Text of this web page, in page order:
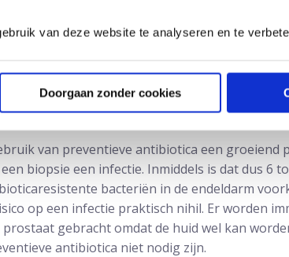
van deze website te analyseren en te
Doorgaan zonder cookies
complicatie bij een transrectale
de endeldarm kunnen darmbacteriën via
de preventieve antibiotica krijgt 6% tot
een ziekenhuisopname noodzakelijk. Circa 1
van preventieve antibiotica een groeiend
biopsie een infectie. Inmiddels is dat dus 6
bacteriën in de endeldarm
op een infectie praktisch nihil. Er worden
gebracht omdat de huid wel kan
antibiotica niet nodig zijn.